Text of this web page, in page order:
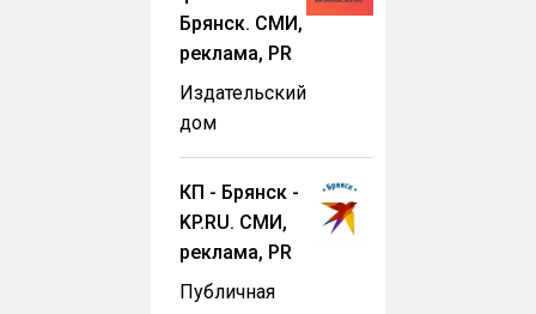
Брянск. СМИ,
реклама, PR
Издательский
дом
КП - Брянск -
KP.RU. СМИ,
реклама, PR
Публичная